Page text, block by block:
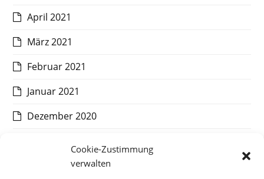
Cookie-Zustimmung
verwalten
April 2021
März 2021
Februar 2021
Januar 2021
Dezember 2020
Oktober 2020